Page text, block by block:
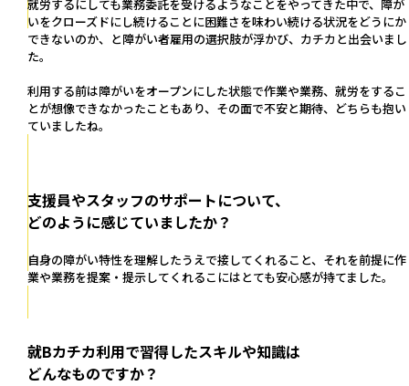
就労するにしても業務委託を受けるようなことをやってきた中で、障が
いをクローズドにし続けることに困難さを味わい続ける状況をどうにか
できないのか、と障がい者雇用の選択肢が浮かび、カチカと出会いまし
た。
利用する前は障がいをオープンにした状態で作業や業務、就労をするこ
とが想像できなかったこともあり、その面で不安と期待、どちらも抱い
ていましたね。
支援員やスタッフのサポートについて、
どのように感じていましたか？
自身の障がい特性を理解したうえで接してくれること、それを前提に作
業や業務を提案・提示してくれるこにはとても安心感が持てました。
就Bカチカ利用で習得したスキルや知識は
どんなものですか？